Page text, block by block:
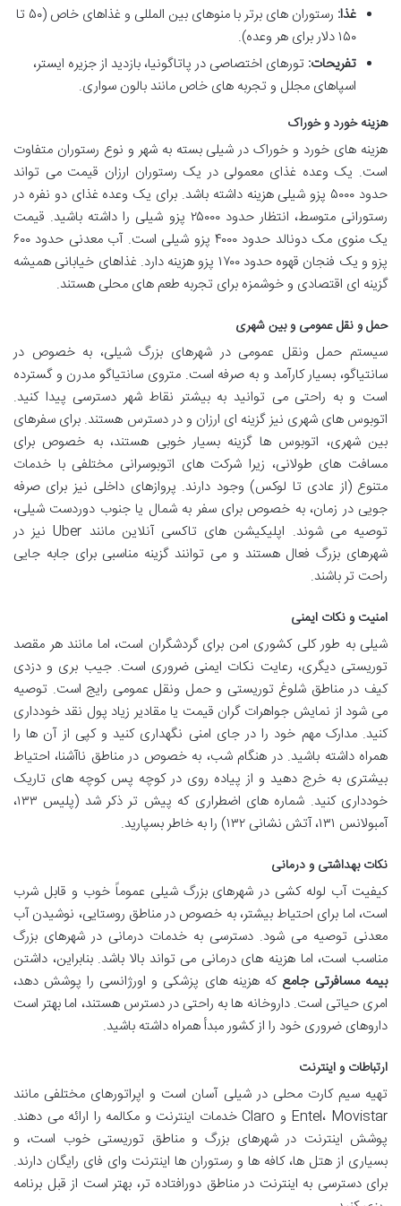
غذا:
رستوران های برتر با منوهای بین المللی و غذاهای خاص (۵۰ تا
۱۵۰ دلار برای هر وعده).
تفریحات: تورهای اختصاصی در پاتاگونیا، بازدید از جزیره ایستر،
اسپاهای مجلل و تجربه های خاص مانند بالون سواری.
هزینه خورد و خوراک
هزینه های خورد و خوراک در شیلی بسته به شهر و نوع رستوران متفاوت
است. یک وعده غذای معمولی در یک رستوران ارزان قیمت می تواند
حدود ۵۰۰۰ پزو شیلی هزینه داشته باشد. برای یک وعده غذای دو نفره در
رستورانی متوسط، انتظار حدود ۲۵۰۰۰ پزو شیلی را داشته باشید. قیمت
یک منوی مک دونالد حدود ۴۰۰۰ پزو شیلی است. آب معدنی حدود ۶۰۰
پزو و یک فنجان قهوه حدود ۱۷۰۰ پزو هزینه دارد. غذاهای خیابانی همیشه
گزینه ای اقتصادی و خوشمزه برای تجربه طعم های محلی هستند.
حمل و نقل عمومی و بین شهری
سیستم حمل ونقل عمومی در شهرهای بزرگ شیلی، به خصوص در
سانتیاگو، بسیار کارآمد و به صرفه است. متروی سانتیاگو مدرن و گسترده
است و به راحتی می توانید به بیشتر نقاط شهر دسترسی پیدا کنید.
اتوبوس های شهری نیز گزینه ای ارزان و در دسترس هستند. برای سفرهای
بین شهری، اتوبوس ها گزینه بسیار خوبی هستند، به خصوص برای
مسافت های طولانی، زیرا شرکت های اتوبوسرانی مختلفی با خدمات
متنوع (از عادی تا لوکس) وجود دارند. پروازهای داخلی نیز برای صرفه
جویی در زمان، به خصوص برای سفر به شمال یا جنوب دوردست شیلی،
توصیه می شوند. اپلیکیشن های تاکسی آنلاین مانند Uber نیز در
شهرهای بزرگ فعال هستند و می توانند گزینه مناسبی برای جابه جایی
راحت تر باشند.
امنیت و نکات ایمنی
شیلی به طور کلی کشوری امن برای گردشگران است، اما مانند هر مقصد
توریستی دیگری، رعایت نکات ایمنی ضروری است. جیب بری و دزدی
کیف در مناطق شلوغ توریستی و حمل ونقل عمومی رایج است. توصیه
می شود از نمایش جواهرات گران قیمت یا مقادیر زیاد پول نقد خودداری
کنید. مدارک مهم خود را در جای امنی نگهداری کنید و کپی از آن ها را
همراه داشته باشید. در هنگام شب، به خصوص در مناطق ناآشنا، احتیاط
بیشتری به خرج دهید و از پیاده روی در کوچه پس کوچه های تاریک
خودداری کنید. شماره های اضطراری که پیش تر ذکر شد (پلیس ۱۳۳،
آمبولانس ۱۳۱، آتش نشانی ۱۳۲) را به خاطر بسپارید.
نکات بهداشتی و درمانی
کیفیت آب لوله کشی در شهرهای بزرگ شیلی عموماً خوب و قابل شرب
است، اما برای احتیاط بیشتر، به خصوص در مناطق روستایی، نوشیدن آب
معدنی توصیه می شود. دسترسی به خدمات درمانی در شهرهای بزرگ
مناسب است، اما هزینه های درمانی می تواند بالا باشد. بنابراین، داشتن
بیمه مسافرتی جامع که هزینه های پزشکی و اورژانسی را پوشش دهد،
امری حیاتی است. داروخانه ها به راحتی در دسترس هستند، اما بهتر است
داروهای ضروری خود را از کشور مبدأ همراه داشته باشید.
ارتباطات و اینترنت
تهیه سیم کارت محلی در شیلی آسان است و اپراتورهای مختلفی مانند
Entel، Movistar و Claro خدمات اینترنت و مکالمه را ارائه می دهند.
پوشش اینترنت در شهرهای بزرگ و مناطق توریستی خوب است، و
بسیاری از هتل ها، کافه ها و رستوران ها اینترنت وای فای رایگان دارند.
برای دسترسی به اینترنت در مناطق دورافتاده تر، بهتر است از قبل برنامه